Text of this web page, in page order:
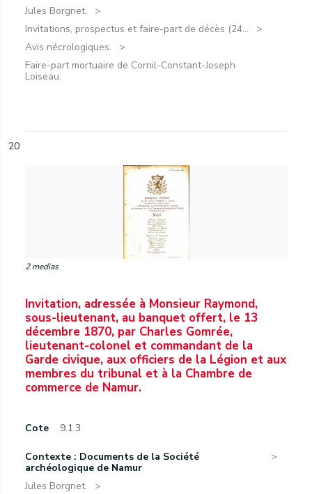
Jules Borgnet.
Invitations, prospectus et faire-part de décès (24...
Avis nécrologiques.
Faire-part mortuaire de Cornil-Constant-Joseph
Loiseau.
20
2 medias
Invitation, adressée à Monsieur Raymond,
sous-lieutenant, au banquet offert, le 13
décembre 1870, par Charles Gomrée,
lieutenant-colonel et commandant de la
Garde civique, aux officiers de la Légion et aux
membres du tribunal et à la Chambre de
commerce de Namur.
Cote 9.1.3
Contexte : Documents de la Société
archéologique de Namur
Jules Borgnet.